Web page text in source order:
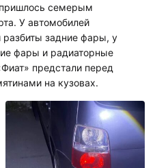
семерым
У автомобилей
разбиты задние фары, у
фары и радиаторные
предстали перед
на кузовах.